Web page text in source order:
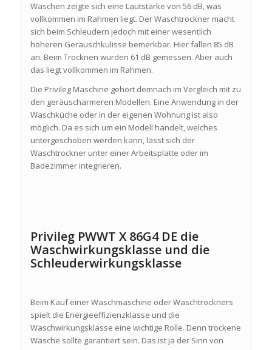
Waschen zeigte sich eine Lautstärke von 56 dB, was
vollkommen im Rahmen liegt. Der Waschtrockner macht
sich beim Schleudern jedoch mit einer wesentlich
höheren Geräuschkulisse bemerkbar. Hier fallen 85 dB
an. Beim Trocknen wurden 61 dB gemessen. Aber auch
das liegt vollkommen im Rahmen.
Die Privileg Maschine gehört demnach im Vergleich mit zu
den geräuschärmeren Modellen. Eine Anwendung in der
Waschküche oder in der eigenen Wohnung ist also
möglich. Da es sich um ein Modell handelt, welches
untergeschoben werden kann, lässt sich der
Waschtrockner unter einer Arbeitsplatte oder im
Badezimmer integrieren.
Privileg PWWT X 86G4 DE die
Waschwirkungsklasse und die
Schleuderwirkungsklasse
Beim Kauf einer Waschmaschine oder Waschtrockners
spielt die Energieeffizienzklasse und die
Waschwirkungsklasse eine wichtige Rolle. Denn trockene
Wäsche sollte garantiert sein. Das ist ja der Sinn von